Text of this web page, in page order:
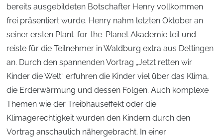
bereits ausgebildeten Botschafter Henry vollkommen
frei präsentiert wurde. Henry nahm letzten Oktober an
seiner ersten Plant-for-the-Planet Akademie teil und
reiste für die Teilnehmer in Waldburg extra aus Dettingen
an. Durch den spannenden Vortrag „Jetzt retten wir
Kinder die Welt“ erfuhren die Kinder viel über das Klima,
die Erderwärmung und dessen Folgen. Auch komplexe
Themen wie der Treibhauseffekt oder die
Klimagerechtigkeit wurden den Kindern durch den
Vortrag anschaulich nähergebracht. In einer